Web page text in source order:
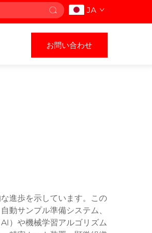
JA
お問い合わせ
進歩を示しています。この
動サンプル準備システム、
）や機械学習アルゴリズム